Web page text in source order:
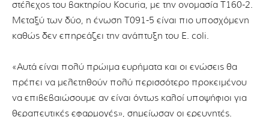
στέλεχος του βακτηρίου Kocuria, με την ονομασία T160-2.
Μεταξύ των δύο, η ένωση T091-5 είναι πιο υποσχόμενη
καθώς δεν επηρεάζει την ανάπτυξη του E. coli.
«Αυτά είναι πολύ πρώιμα ευρήματα και οι ενώσεις θα
πρέπει να μελετηθούν πολύ περισσότερο προκειμένου
να επιβεβαιώσουμε αν είναι όντως καλοί υποψήφιοι για
θεραπευτικές εφαρμογές», σημείωσαν οι ερευνητές.